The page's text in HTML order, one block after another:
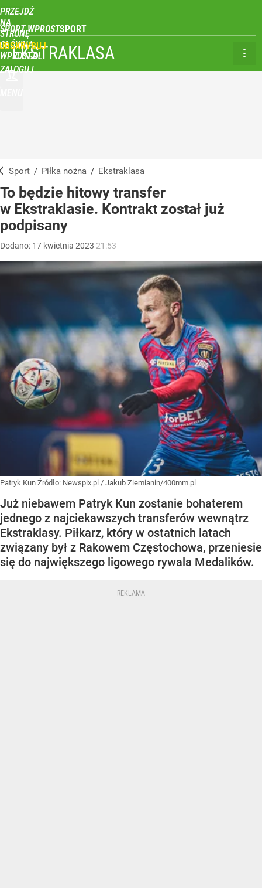
PRZEJDŹ
NA
STRONĘ
GŁÓWNĄ
WPROST.PL
SPORT WPROST
ZALOGUJ
EKSTRAKLASA
Sport / Piłka nożna / Ekstraklasa
To będzie hitowy transfer
w Ekstraklasie. Kontrakt został już
podpisany
Dodano: 17 kwietnia 2023 21:53
Patryk Kun Źródło: Newspix.pl / Jakub Ziemianin/400mm.pl
Już niebawem Patryk Kun zostanie bohaterem
jednego z najciekawszych transferów wewnątrz
Ekstraklasy. Piłkarz, który w ostatnich latach
związany był z Rakowem Częstochowa, przeniesie
się do największego ligowego rywala Medalików.